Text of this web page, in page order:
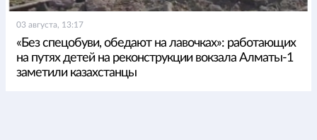
03 августа, 13:17
«Без спецобуви, обедают на лавочках»: работающих
на путях детей на реконструкции вокзала Алматы-1
заметили казахстанцы